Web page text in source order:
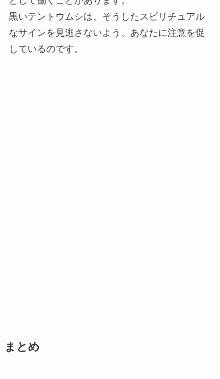
黒いテントウムシは、そうしたスピリチュアル
なサインを見逃さないよう、あなたに注意を促
しているのです。
まとめ